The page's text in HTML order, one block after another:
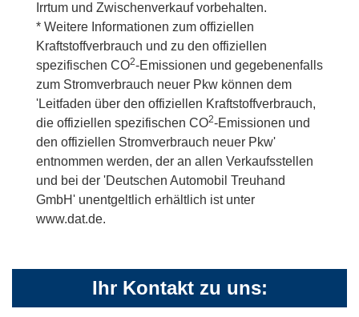
Irrtum und Zwischenverkauf vorbehalten.
* Weitere Informationen zum offiziellen
Kraftstoffverbrauch und zu den offiziellen
spezifischen CO2-Emissionen und gegebenenfalls
zum Stromverbrauch neuer Pkw können dem
'Leitfaden über den offiziellen Kraftstoffverbrauch,
die offiziellen spezifischen CO2-Emissionen und
den offiziellen Stromverbrauch neuer Pkw'
entnommen werden, der an allen Verkaufsstellen
und bei der 'Deutschen Automobil Treuhand
GmbH' unentgeltlich erhältlich ist unter
www.dat.de.
Ihr Kontakt zu uns: